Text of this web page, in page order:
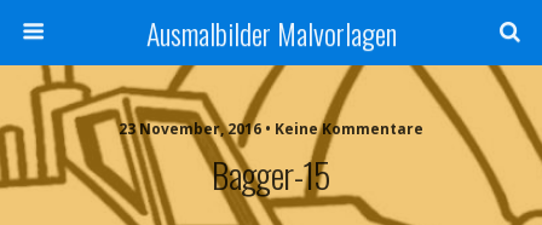
Ausmalbilder Malvorlagen
23 November, 2016 • Keine Kommentare
Bagger-15